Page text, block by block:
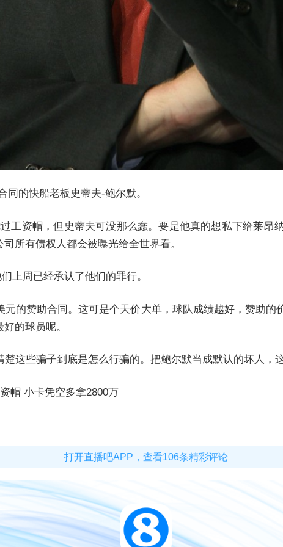
的快船老板史蒂夫-鲍尔默。
工资帽，但史蒂夫可没那么蠢。要是他真的想私下给莱
所有债权人都会被曝光给全世界看。
上周已经承认了他们的罪行。
元的赞助合同。这可是个天价大单，球队成绩越好，赞助
的球员呢。
这些骗子到底是怎么行骗的。把鲍尔默当成默认的坏人，
帽 小卡凭空多拿2800万
打开直播吧APP，查看106条精彩评论